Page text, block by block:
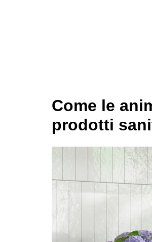
Come le
prodotti